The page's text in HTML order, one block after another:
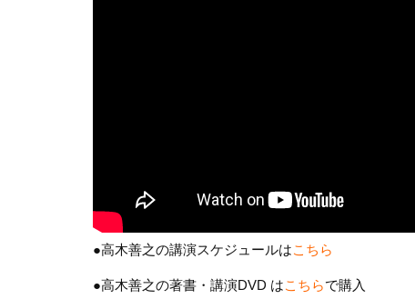
●高木善之の講演スケジュールはこちら
●高木善之の著書・講演DVD はこちらで購入